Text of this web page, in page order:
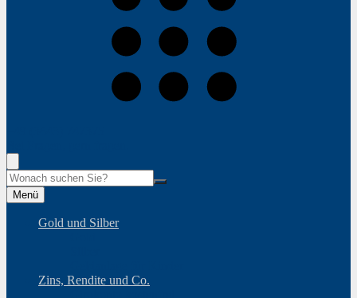
Suche
Menü
Gold und Silber
Zins, Rendite und Co.